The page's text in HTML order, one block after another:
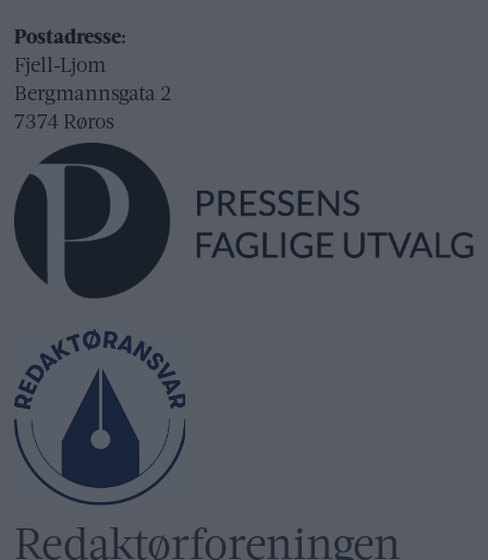
Postadresse:
Fjell-Ljom
Bergmannsgata 2
7374 Røros
Redaktør­foreningen